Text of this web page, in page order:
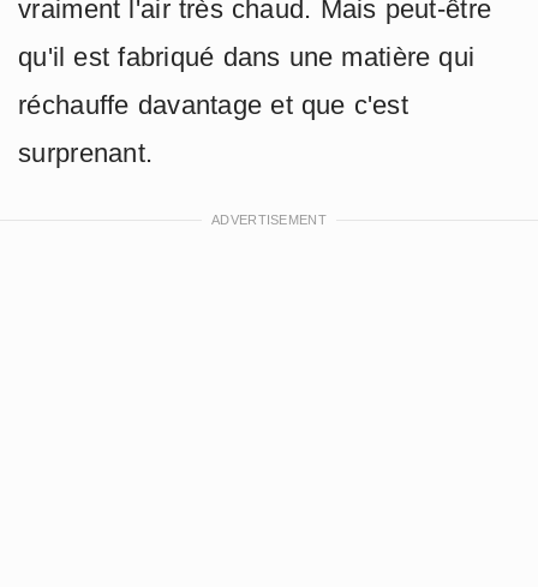
vraiment l'air très chaud. Mais peut-être
qu'il est fabriqué dans une matière qui
réchauffe davantage et que c'est
surprenant.